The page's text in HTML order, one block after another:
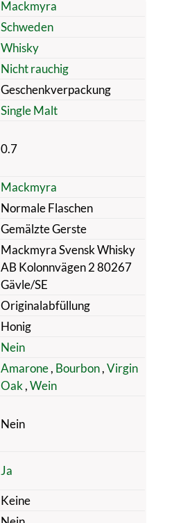
Mackmyra
Schweden
Whisky
Nicht rauchig
Geschenkverpackung
Single Malt
0.7
Mackmyra
Normale Flaschen
Gemälzte Gerste
Mackmyra Svensk Whisky
AB Kolonnvägen 2 80267
Gävle/SE
Originalabfüllung
Honig
Nein
Amarone, Bourbon,Virgin
Oak,Wein
Nein
Ja
Keine